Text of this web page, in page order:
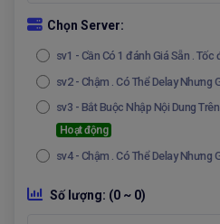
Chọn Server:
sv1 - Cần Có 1 đánh Giá Sẵn . Tốc
sv2 - Chậm . Có Thể Delay Nhưng
sv3 - Bắt Buộc Nhập Nội Dung
Hoạt động
sv4 - Chậm . Có Thể Delay Nhưng
Số lượng: (0 ~ 0)